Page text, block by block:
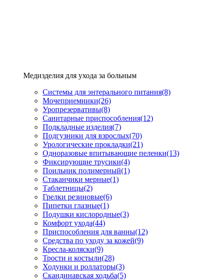
Медизделия для ухода за больным
Системы для энтерального питания(8)
Мочеприемники(26)
Уропрезервативы(8)
Санитарные приспособления(12)
Подкладные изделия(7)
Подгузники для взрослых(70)
Урологические прокладки(21)
Одноразовые впитывающие пеленки(13)
Фиксирующие трусики(4)
Поильник полимерный(1)
Стаканчики мерные(1)
Таблетницы(2)
Грелки резиновые(6)
Пипетки глазные(1)
Подушки кислородные(3)
Комфорт ухода(44)
Приспособления для ванны(12)
Средства по уходу за кожей(9)
Кресла-коляски(9)
Трости и костыли(28)
Ходунки и роллаторы(3)
Скандинавская ходьба(5)